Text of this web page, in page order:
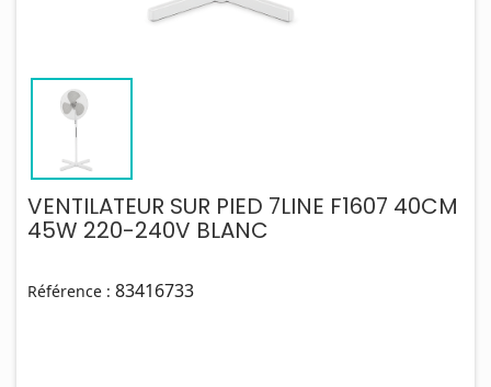
VENTILATEUR SUR PIED 7LINE F1607 40CM
45W 220-240V BLANC
Référence : 83416733